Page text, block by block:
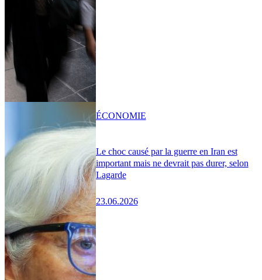
Le choc causé par la guerre en Iran est
important mais ne devrait pas durer, selon
Lagarde
23.06.2026
ÉCONOMIE